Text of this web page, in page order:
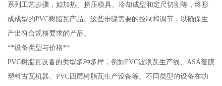
系列工艺步骤，如加热、挤压模具、冷却成型和定尺切割等，终形
成成型的PVC树脂瓦产品。这些步骤需要的控制和调节，以确保生
产出符合规格要求的产品。
**设备类型与价格**
PVC树脂瓦设备的类型多种多样，例如PVC波浪瓦生产线、ASA覆膜
塑料古瓦机器、PVC四层树脂瓦生产设备等。不同类型的设备在功